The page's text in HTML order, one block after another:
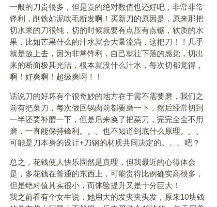
一般的刀贵很多，但是贵的绝对数值也还好吧，非常非常
锋利，削铁如泥吹毛断发啊！买新刀的原因是，原来那把
切水果的刀很钝，切的时候就要有点压有点锯，软质的水
果，比如芒果什么的汁水就会大量流淌，这把刀！！几乎
就是放上去，因为非常锋利，自己就往下落的感觉，切出
来的断面极其光洁，根本就没什么汁水，每次切都觉得，
啊！好爽啊！超级爽啊！！
话说刀的好坏有个很奇妙的地方在于需不需要磨，我们之
前有把菜刀，每次做回锅肉前都要磨一下，然后经常切到
一半还要补磨一下，但是后来换了把菜刀，完完全全不用
磨，一直能保持锋利。。。也不知道到底什么原理。。。
可能是刀本身的设计+刀钢的材质共同决定的。。。吧？
总之，花钱使人快乐固然是真理，但我最近的心得体会
是，多花钱在普通的东西上，可能贵得比例确实高很多，
但是绝对值其实很小，而体验提升又是十分巨大！
我之前看有个女生说，她用大的发夹夹头发，原来10块钱